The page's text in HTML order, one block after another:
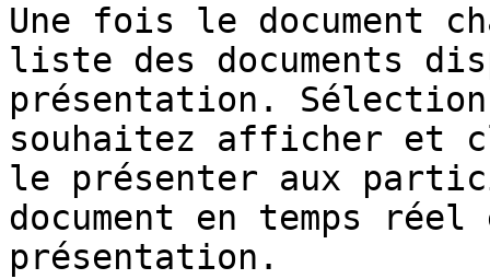
Une fois le document
liste des documents
présentation.
souhaitez afficher et
le présenter aux
document en temps
présentation.